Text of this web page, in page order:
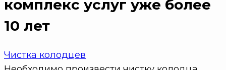
комплекс услуг уже более
10 лет
Чистка колодцев